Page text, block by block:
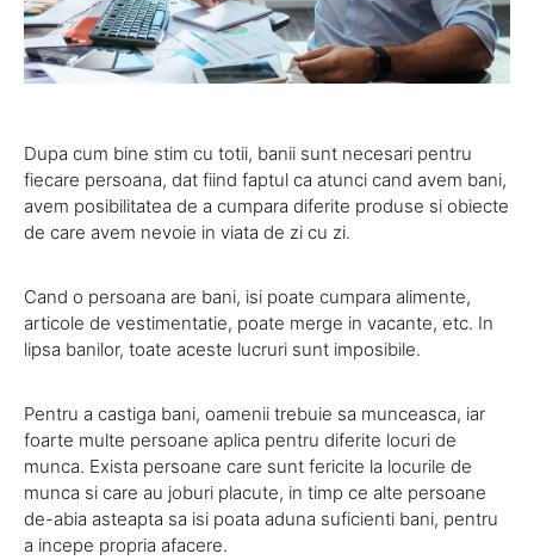
Dupa cum bine stim cu totii, banii sunt necesari pentru
fiecare persoana, dat fiind faptul ca atunci cand avem bani,
avem posibilitatea de a cumpara diferite produse si obiecte
de care avem nevoie in viata de zi cu zi.
Cand o persoana are bani, isi poate cumpara alimente,
articole de vestimentatie, poate merge in vacante, etc. In
lipsa banilor, toate aceste lucruri sunt imposibile.
Pentru a castiga bani, oamenii trebuie sa munceasca, iar
foarte multe persoane aplica pentru diferite locuri de
munca. Exista persoane care sunt fericite la locurile de
munca si care au joburi placute, in timp ce alte persoane
de-abia asteapta sa isi poata aduna suficienti bani, pentru
a incepe propria afacere.